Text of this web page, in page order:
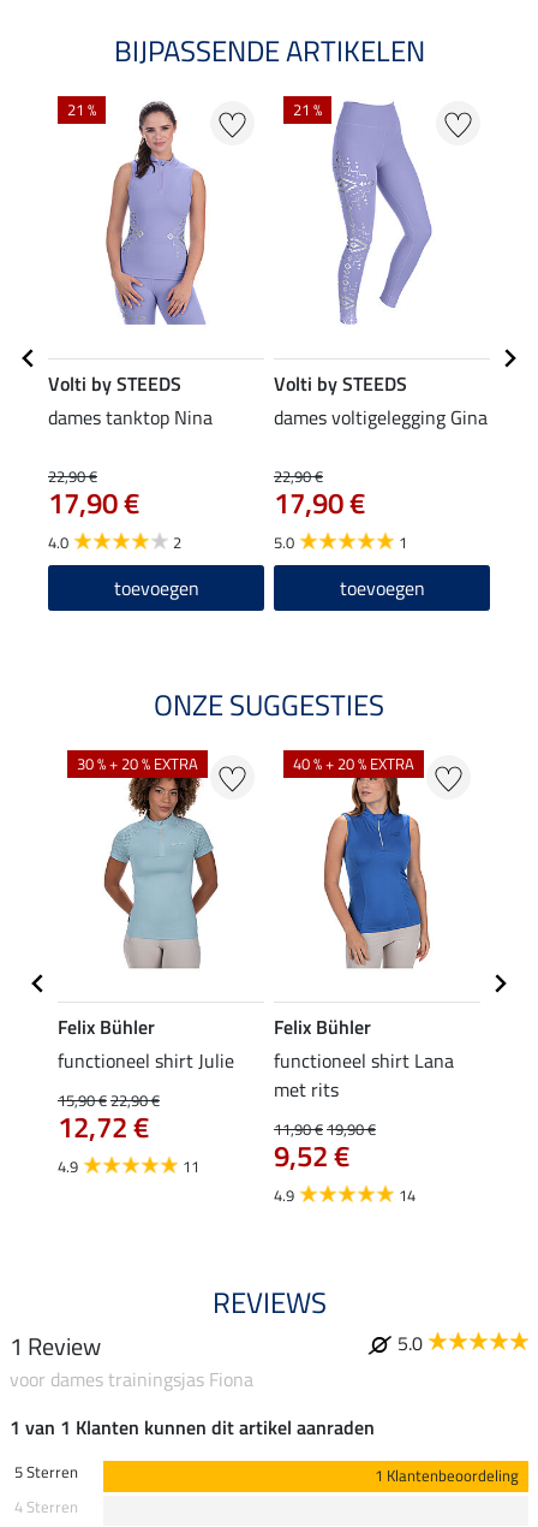
BIJPASSENDE ARTIKELEN
21 %
Volti by STEEDS
dames tanktop Nina
22,90 €
17,90 €
4.0 2
toevoegen
21 %
Volti by STEEDS
dames voltigelegging Gina
22,90 €
17,90 €
5.0 1
toevoegen
ONZE SUGGESTIES
30 % + 20 % EXTRA
Felix Bühler
functioneel shirt Julie
15,90 €22,90 €
12,72 €
4.9 11
40 % + 20 % EXTRA
Felix Bühler
functioneel shirt Lana
met rits
11,90 €19,90 €
9,52 €
4.9 14
REVIEWS
1 Review
5.0
voor dames trainingsjas Fiona
1 van 1 Klanten kunnen dit artikel aanraden
5 Sterren
1 Klantenbeoordeling
4 Sterren